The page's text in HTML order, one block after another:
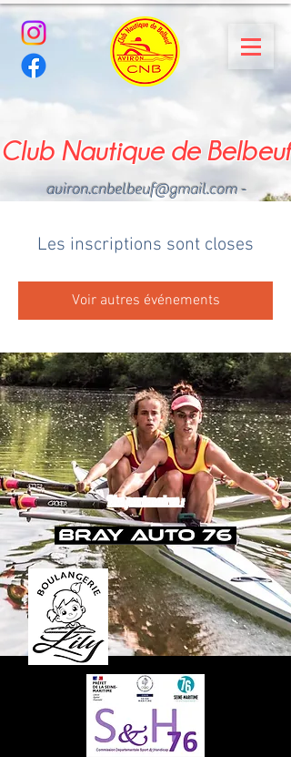
Club Nautique de Belbeuf
aviron.cnbelbeuf@gmail.com-
Les inscriptions sont closes
Voir autres événements
Nos partenaires :